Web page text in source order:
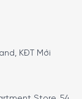
hút mùi
iQ300
KĐT Mới